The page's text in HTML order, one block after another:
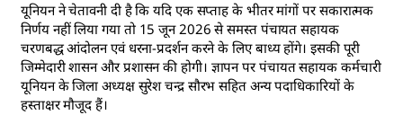
यूनियन ने चेतावनी दी है कि यदि एक सप्ताह के भीतर मांगों पर सकारात्मक
निर्णय नहीं लिया गया तो 15 जून 2026 से समस्त पंचायत सहायक
चरणबद्ध आंदोलन एवं धरना-प्रदर्शन करने के लिए बाध्य होंगे। इसकी पूरी
जिम्मेदारी शासन और प्रशासन की होगी। ज्ञापन पर पंचायत सहायक कर्मचारी
यूनियन के जिला अध्यक्ष सुरेश चन्द्र सौरभ सहित अन्य पदाधिकारियों के
हस्ताक्षर मौजूद हैं।